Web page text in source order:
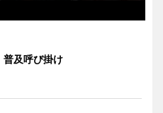
普及呼び掛け